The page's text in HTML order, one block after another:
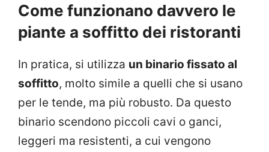
Come funzionano davvero le
piante a soffitto dei ristoranti
In pratica, si utilizza un binario fissato al
soffitto, molto simile a quelli che si usano
per le tende, ma più robusto. Da questo
binario scendono piccoli cavi o ganci,
leggeri ma resistenti, a cui vengono